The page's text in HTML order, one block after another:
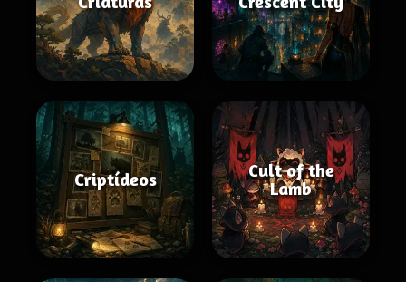
Criptídeos
Cult of the
Lamb